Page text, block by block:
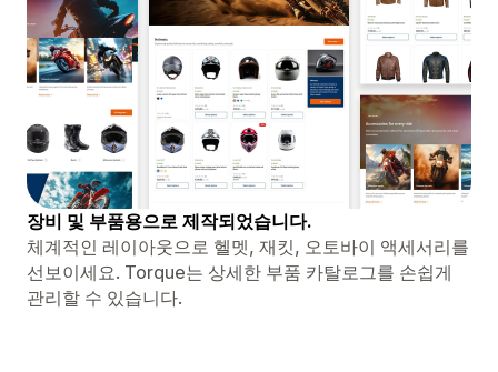
장비 및 부품용으로 제작되었습니다.
체계적인 레이아웃으로 헬멧, 재킷, 오토바이 액세서리를
선보이세요. Torque는 상세한 부품 카탈로그를 손쉽게
관리할 수 있습니다.